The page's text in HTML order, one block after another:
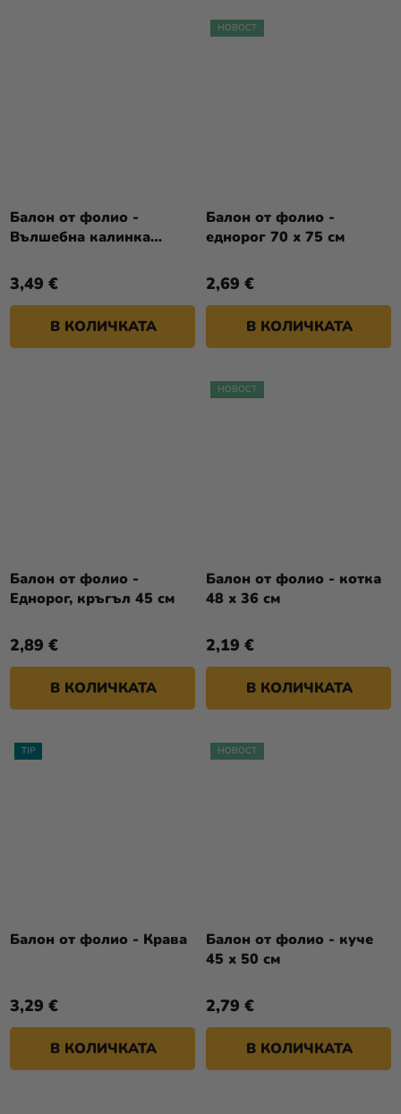
Балон от фолио -
Вълшебна калинка
3,49 €
В КОЛИЧКАТА
НОВОСТ
Балон от фолио -
еднорог 70 х 75 см
2,69 €
В КОЛИЧКАТА
Балон от фолио -
Еднорог, кръгъл 45 см
2,89 €
В КОЛИЧКАТА
НОВОСТ
Балон от фолио - котка
48 х 36 см
2,19 €
В КОЛИЧКАТА
TIP
Балон от фолио - Крава
3,29 €
В КОЛИЧКАТА
НОВОСТ
Балон от фолио - куче
45 х 50 см
2,79 €
В КОЛИЧКАТА